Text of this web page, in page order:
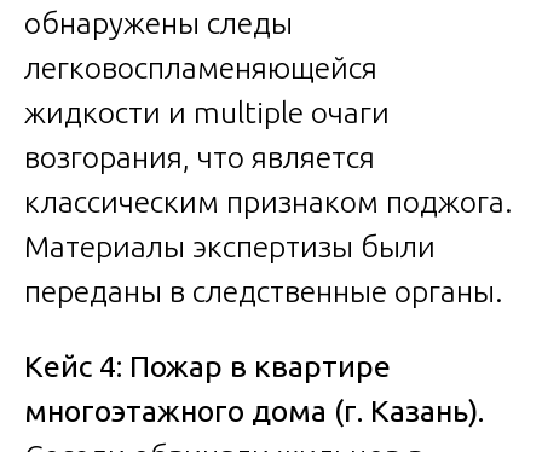
обнаружены следы
легковоспламеняющейся
жидкости и multiple очаги
возгорания, что является
классическим признаком поджога.
Материалы экспертизы были
переданы в следственные органы.
Кейс 4: Пожар в квартире
многоэтажного дома (г. Казань).